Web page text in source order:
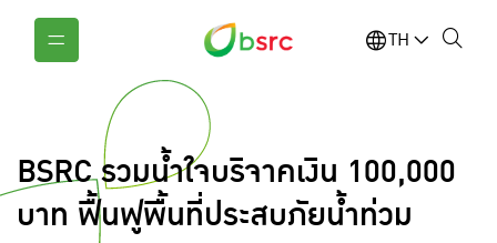
TH
BSRC รวมน้ำใจบริจาคเงิน 100,000
บาท ฟื้นฟูพื้นที่ประสบภัยน้ำท่วม